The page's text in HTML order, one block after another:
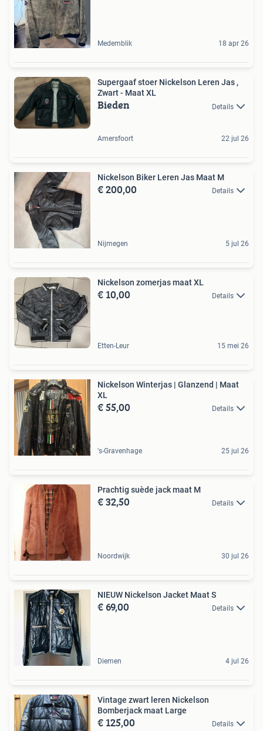
Medemblik 18 apr 26
Supergaaf stoer Nickelson Leren Jas ,
Zwart - Maat XL
Bieden Details
Amersfoort 22 jul 26
Nickelson Biker Leren Jas Maat M
€ 200,00 Details
Nijmegen 5 jul 26
Nickelson zomerjas maat XL
€ 10,00 Details
Etten-Leur 15 mei 26
Nickelson Winterjas | Glanzend | Maat
XL
€ 55,00 Details
's-Gravenhage 25 jul 26
Prachtig suède jack maat M
€ 32,50 Details
Noordwijk 30 jul 26
NIEUW Nickelson Jacket Maat S
€ 69,00 Details
Diemen 4 jul 26
Vintage zwart leren Nickelson
Bomberjack maat Large
€ 125,00 Details